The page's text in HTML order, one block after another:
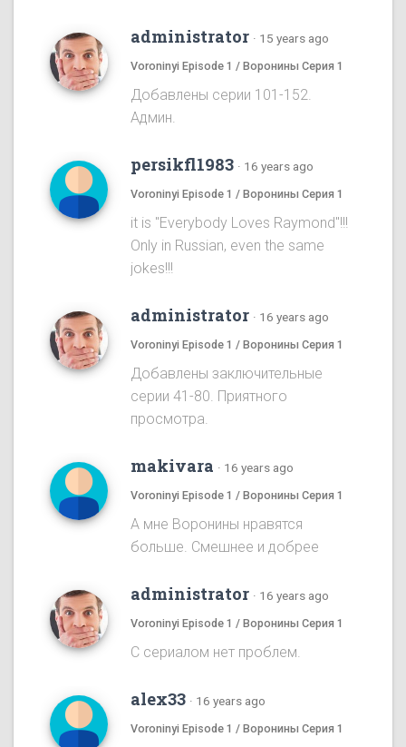
administrator · 15 years ago
Voroninyi Episode 1 / Воронины Серия 1
Добавлены серии 101-152.
Админ.
persikfl1983 · 16 years ago
Voroninyi Episode 1 / Воронины Серия 1
it is "Everybody Loves Raymond"!!!
Only in Russian, even the same
jokes!!!
administrator · 16 years ago
Voroninyi Episode 1 / Воронины Серия 1
Добавлены заключительные
серии 41-80. Приятного
просмотра.
makivara · 16 years ago
Voroninyi Episode 1 / Воронины Серия 1
А мне Воронины нравятся
больше. Смешнее и добрее
administrator · 16 years ago
Voroninyi Episode 1 / Воронины Серия 1
С сериалом нет проблем.
alex33 · 16 years ago
Voroninyi Episode 1 / Воронины Серия 1